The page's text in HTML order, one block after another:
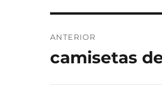
de
ANTERIOR
Entrada
camisetas